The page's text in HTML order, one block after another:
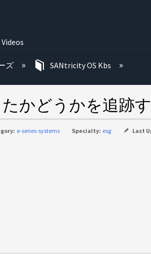
Videos
たむ
ズ SANtricity OS Kbs
かどうかを追跡
e-series-systems Specialty: esg Last